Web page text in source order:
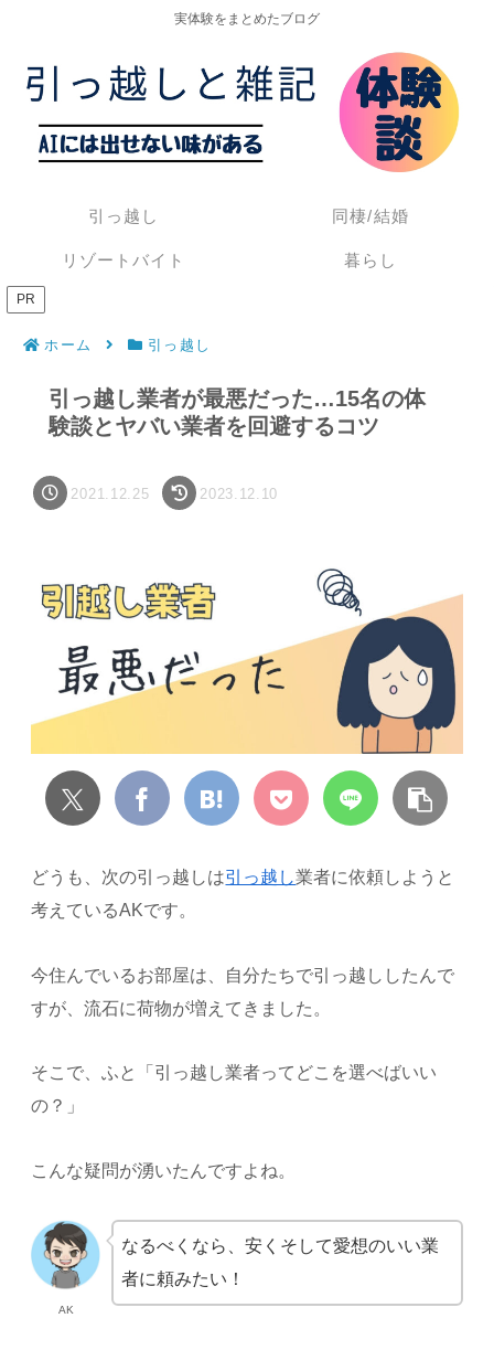
実体験をまとめたブログ
引っ越し 同棲/結婚
リゾートバイト 暮らし
PR
ホーム 引っ越し
引っ越し業者が最悪だった…15名の体
験談とヤバい業者を回避するコツ
2021.12.25 2023.12.10
どうも、次の引っ越しは引っ越し業者に依頼しようと
考えているAKです。
今住んでいるお部屋は、自分たちで引っ越ししたんで
すが、流石に荷物が増えてきました。
そこで、ふと「引っ越し業者ってどこを選べばいい
の？」
こんな疑問が湧いたんですよね。
AK
なるべくなら、安くそして愛想のいい業
者に頼みたい！